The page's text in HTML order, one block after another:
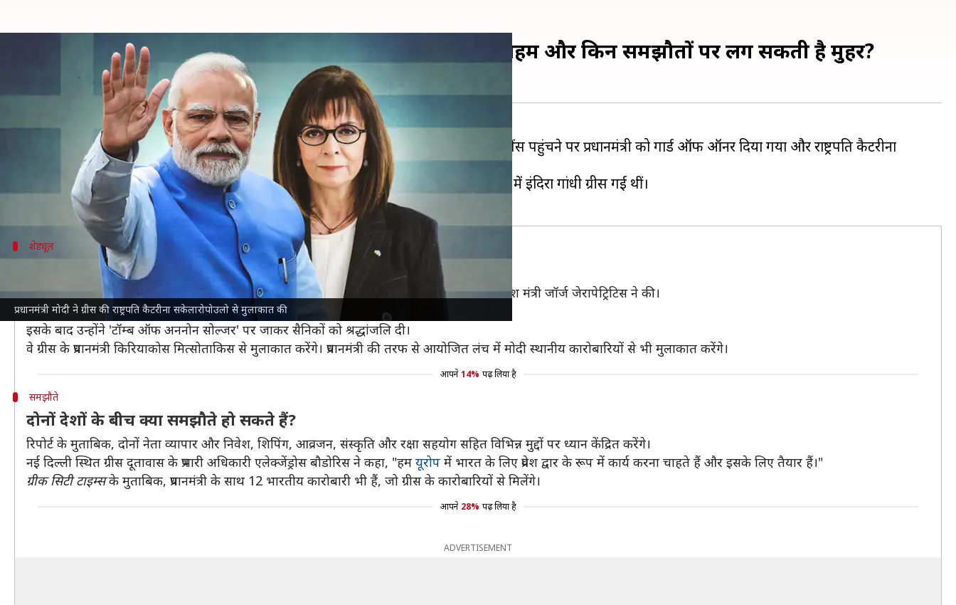
प्रधानमंत्री मोदी ने ग्रीस की राष्ट्रपति कैटरीना सकेलारोपोउलो से मुलाकात की
#NewsBytesExplainer: प्रधानमंत्री मोदी का ग्रीस दौरा क्यों अहम और किन समझौतों पर लग सकती है मुहर?
Aug 25, 2023 08:21 pm
दक्षिण अफ्रीका दौरे के बाद प्रधानमंत्रीनरेंद्र मोदीएक दिवसीयग्रीसदौरे पर पहुंच चुके हैं। राजधानी एथेंस पहुंचने पर प्रधानमंत्री को गार्ड ऑफ ऑनर दिया गया और राष्ट्रपति कैटरीना
सकेलारोपोउलो ने प्रतीक चिन्ह देकर उनका सम्मान किया।
ये बीते 40 साल में किसी भी भारतीय प्रधानमंत्री का पहला ग्रीस दौरा है। इससे पहले सितंबर, 1983 में इंदिरा गांधी ग्रीस गई थीं।
शेड्यूल
प्रधानमंत्री के दौरे का कार्यक्रम क्या रहेगा?
प्रधानमंत्री मोदी आज सुबह करीब 9 बजे ग्रीस की राजधानी एथेंस पहुंचे थे। यहां उनकी अगुवाई ग्रीस के विदेश मंत्री जॉर्ज जेरापेट्रिटिस ने की।
एयरपोर्ट के बाहर भारतीय समुदाय ने भी उनका स्वागत किया।
इसके बाद उन्होंने 'टॉम्ब ऑफ अननोन सोल्जर' पर जाकर सैनिकों को श्रद्धांजलि दी।
वे ग्रीस के प्रधानमंत्री किरियाकोस मित्सोताकिस से मुलाकात करेंगे। प्रधानमंत्री की तरफ से आयोजित लंच में मोदी स्थानीय कारोबारियों से भी मुलाकात करेंगे।
आपने 14% पढ़ लिया है
समझौते
दोनों देशों के बीच क्या समझौते हो सकते हैं?
रिपोर्ट के मुताबिक, दोनों नेता व्यापार और निवेश, शिपिंग, आव्रजन, संस्कृति और रक्षा सहयोग सहित विभिन्न मुद्दों पर ध्यान केंद्रित करेंगे।
नई दिल्ली स्थित ग्रीस दूतावास के प्रभारी अधिकारी एलेक्जेंड्रोस बौडोरिस ने कहा, "हम यूरोप में भारत के लिए प्रवेश द्वार के रूप में कार्य करना चाहते हैं और इसके लिए तैयार हैं।"
ग्रीक सिटी टाइम्सके मुताबिक, प्रधानमंत्री के साथ 12 भारतीय कारोबारी भी हैं, जो ग्रीस के कारोबारियों से मिलेंगे।
आपने 28% पढ़ लिया है
ADVERTISEMENT